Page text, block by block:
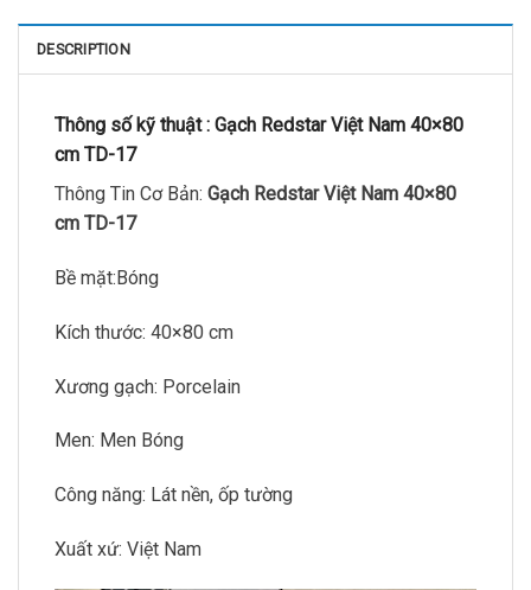
DESCRIPTION
Thông số kỹ thuật : Gạch Redstar Việt Nam 40×80
cm TD-17
Thông Tin Cơ Bản: Gạch Redstar Việt Nam 40×80
cm TD-17
Bề mặt:Bóng
Kích thước: 40×80 cm
Xương gạch: Porcelain
Men: Men Bóng
Công năng: Lát nền, ốp tường
Xuất xứ: Việt Nam